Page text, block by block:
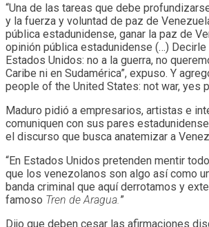
“Una de las tareas que debe
y la fuerza y voluntad de paz de
pública estadunidense, ganar la paz de
opinión pública estadunidense (…) Decirle
Estados Unidos: no a la guerra, no
Caribe ni en Sudamérica”, expuso. Y
people of the United States: not war, yes
Maduro pidió a empresarios, artistas e
comuniquen con sus pares
el discurso que busca anatemizar a
“En Estados Unidos pretenden mentir
que los venezolanos son algo así como
banda criminal que aquí derrotamos y
famoso Tren de Aragua.”
Dijo que deben cesar las afirmaciones